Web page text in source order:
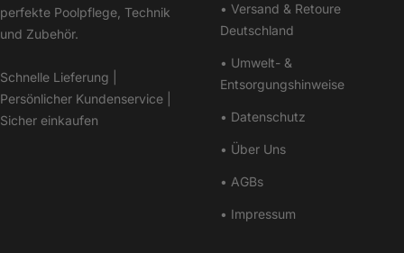
perfekte Poolpflege, Technik
und Zubehör.
Schnelle Lieferung |
Persönlicher Kundenservice |
Sicher einkaufen
• Versand & Retoure
Deutschland
• Umwelt- &
Entsorgungshinweise
• Datenschutz
• Über Uns
• AGBs
• Impressum